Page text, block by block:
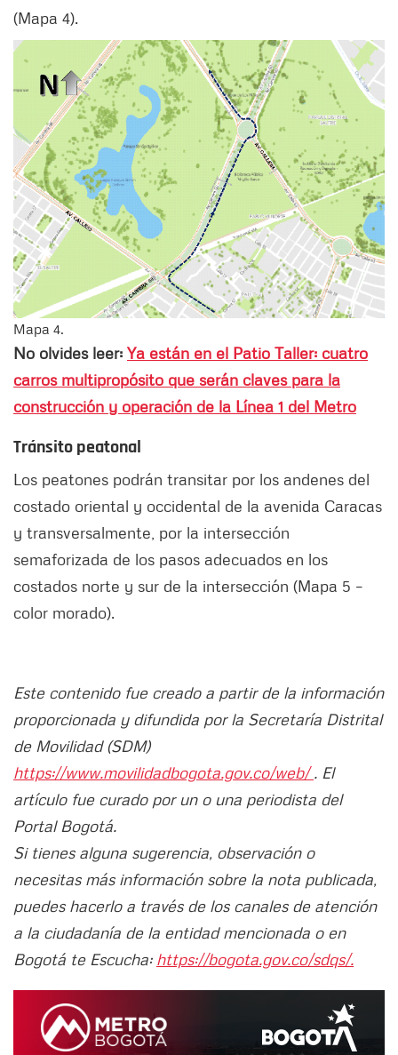
(Mapa 4).
Mapa 4.
No olvides leer: Ya están en el Patio Taller: cuatro
carros multipropósito que serán claves para la
construcción y operación de la Línea 1 del Metro
Tránsito peatonal
Los peatones podrán transitar por los andenes del
costado oriental y occidental de la avenida Caracas
y transversalmente, por la intersección
semaforizada de los pasos adecuados en los
costados norte y sur de la intersección (Mapa 5 –
color morado).
Este contenido fue creado a partir de la información
proporcionada y difundida por la Secretaría Distrital
de Movilidad (SDM)
https://www.movilidadbogota.gov.co/web/. El
artículo fue curado por un o una periodista del
Portal Bogotá.
Si tienes alguna sugerencia, observación o
necesitas más información sobre la nota publicada,
puedes hacerlo a través de los canales de atención
a la ciudadanía de la entidad mencionada o en
Bogotá te Escucha: https://bogota.gov.co/sdqs/.